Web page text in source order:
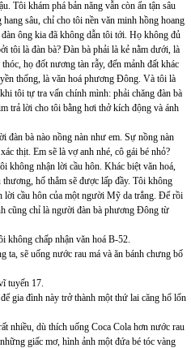
Tôi khám phá bản năng vẫn còn ẩn tận sâu
sâu, chỉ cho tôi nền văn minh hồng hoang
ông kia đã không dẫn tôi tới. Họ không đủ
tôi là đàn bà? Đàn bà phải là kẻ nằm dưới, là
họ đốt nương tàn rẫy, đến mảnh đất khác
thống, là văn hoá phương Đông. Và tôi là
tôi tự tra vấn chính mình: phải chăng đàn bà
trả lời cho tôi bằng hơi thở kích động và ánh
đàn bà nào nồng nàn như em. Sự nồng nàn
thịt. Em sẽ là vợ anh nhé, cô gái bé nhỏ?
không nhận lời cầu hôn. Khác biệt văn hoá,
hố thẳm sẽ được lấp đầy. Tôi không
lời cầu hôn của một người Mỹ da trắng. Để rồi
cũng chỉ là người đàn bà phương Đông từ
không chấp nhận văn hoá B-52.
ta, sẽ uống nước rau má và ăn bánh chưng bố
tuyến 17.
gia đình này trở thành một thứ lai căng hổ lốn
nhiều, dù thích uống Coca Cola hơn nước rau
giấc mơ, hình ảnh một đứa bé tóc vàng